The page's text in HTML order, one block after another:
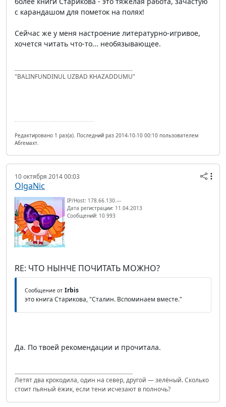
с карандашом для пометок на полях!
Сейчас же у меня настроение литературно-игривое,
хочется читать что-то... необязывающее.
"BALINFUNDINUL UZBAD KHAZADDUMU"
Редактировано 1 раз(а). Последний раз 2014-10-10 00:10 пользователем
Абгемахт.
10 октября 2014 00:03
OlgaNic
IP/Host: 178.66.130.---
Дата регистрации: 11.04.2013
Сообщений: 10 993
RE: ЧТО НЫНЧЕ ПОЧИТАТЬ МОЖНО?
Сообщение от Irbis
это книга Старикова, "Сталин. Вспоминаем вместе."
Да. По твоей рекомендации и прочитала.
Летят два крокодила, один на север, другой — зелёный. Сколько
стоит пьяный ёжик, если тени исчезают в полночь?